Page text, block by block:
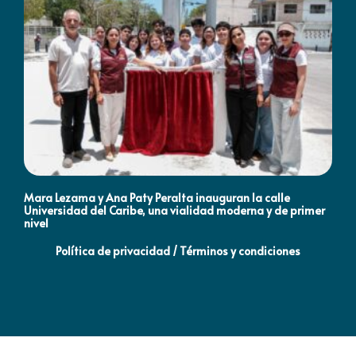
Mara Lezama y Ana Paty Peralta inauguran la calle
Universidad del Caribe, una vialidad moderna y de primer
nivel
Política de privacidad / Términos y condiciones